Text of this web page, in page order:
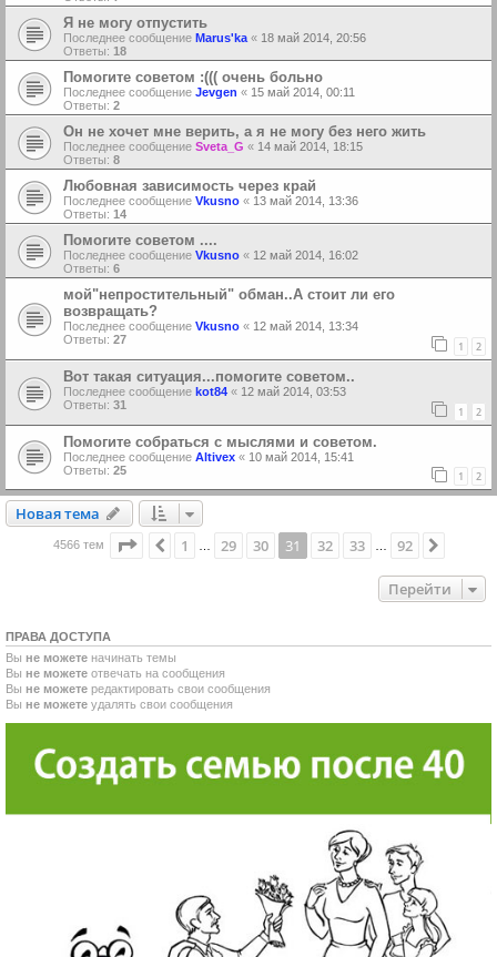
Я не могу отпустить
Последнее сообщение Marus'ka« 18 май 2014, 20:56
Ответы: 18
Помогите советом :((( очень больно
Последнее сообщение Jevgen « 15 май 2014, 00:11
Ответы: 2
Он не хочет мне верить, а я не могу без него жить
Последнее сообщение Sveta_G « 14 май 2014, 18:15
Ответы: 8
Любовная зависимость через край
Последнее сообщение Vkusno « 13 май 2014, 13:36
Ответы: 14
Помогите советом ....
Последнее сообщение Vkusno « 12 май 2014, 16:02
Ответы: 6
мой"непростительный" обман..А стоит ли его
возвращать?
Последнее сообщение Vkusno « 12 май 2014, 13:34
Ответы: 27 1 2
Вот такая ситуация...помогите советом..
Последнее сообщение kot84 « 12 май 2014, 03:53
Ответы: 31 1 2
Помогите собраться с мыслями и советом.
Последнее сообщение Altivex « 10 май 2014, 15:41
Ответы: 25 1 2
Новая тема
Новаятема
4566 тем Страница 31из 92
Пред.
1 29 30 31 32 33 92
Перейти
ПРАВА ДОСТУПА
Вы не можете начинать темы
Вы не можете отвечать на сообщения
Вы не можете редактировать свои сообщения
Вы не можете удалять свои сообщения